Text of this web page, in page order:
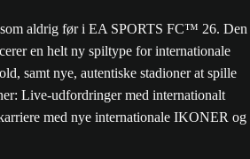
aldrig før i EA SPORTS FC™ 26. Den
en helt ny spiltype for internationale
samt nye, autentiske stadioner at spille
Live-udfordringer med internationalt
med nye internationale IKONER og